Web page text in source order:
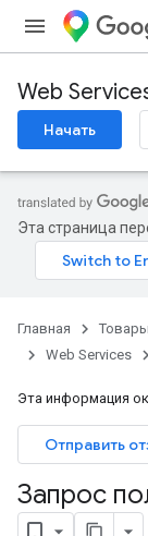
Web
Начать
Эта страница
Главная Товары
Web Services
Эта информация
Отправить
Запрос